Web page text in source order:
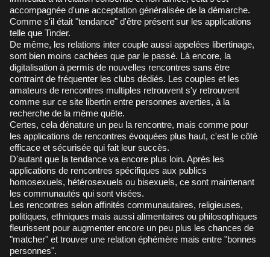
accompagnée d'une acceptation généralisée de la démarche.
Comme s'il était "tendance" d'être présent sur les applications
telle que Tinder.
De même, les relations inter couple aussi appelées libertinage,
sont bien moins cachées que par le passé. Là encore, la
digitalisation à permis de nouvelles rencontres sans être
contraint de fréquenter les clubs dédiés. Les couples et les
amateurs de rencontres multiples retrouvent s'y retrouvent
comme sur ce site libertin entre personnes averties, à la
recherche de la même quête.
Certes, cela dénature un peu la rencontre, mais comme pour
les applications de rencontres évoquées plus haut, c'est le côté
efficace et sécurisée qui fait leur succès.
D'autant que la tendance va encore plus loin. Après les
applications de rencontres spécifiques aux publics
homosexuels, hétérosexuels ou bisexuels, ce sont maintenant
les communautés qui sont visées.
Les rencontres selon affinités communautaires, religieuses,
politiques, ethniques mais aussi alimentaires ou philosophiques
fleurissent pour augmenter encore un peu plus les chances de
"matcher" et trouver une relation éphémère mais entre "bonnes
personnes".